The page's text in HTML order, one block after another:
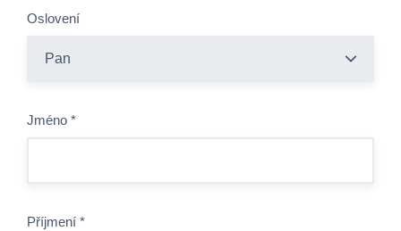
Oslovení
Jméno *
Příjmení *